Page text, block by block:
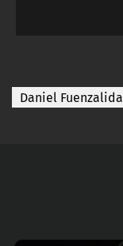
Daniel Fuenzalida